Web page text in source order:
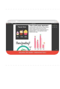
5.同时你也可